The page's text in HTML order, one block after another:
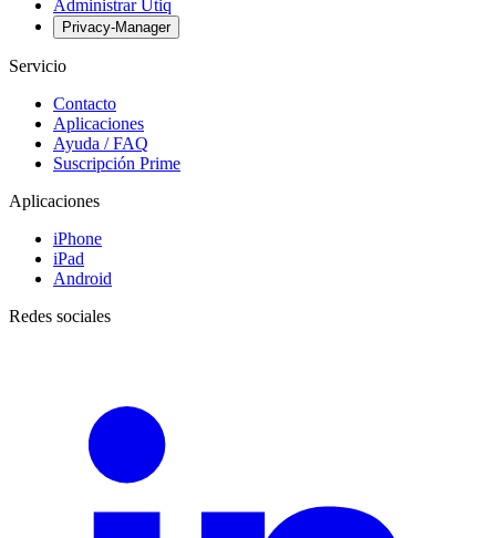
Administrar Utiq
Privacy-Manager
Servicio
Contacto
Aplicaciones
Ayuda / FAQ
Suscripción Prime
Aplicaciones
iPhone
iPad
Android
Redes sociales